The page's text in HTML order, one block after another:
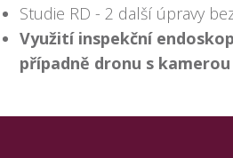
Studie RD - 2 další úpravy
Využití inspekční
případně dronu s